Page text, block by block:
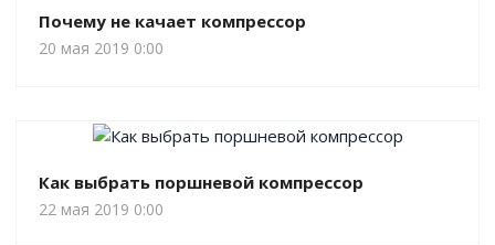
Почему не качает компрессор
20 мая 2019 0:00
Как выбрать поршневой компрессор
22 мая 2019 0:00